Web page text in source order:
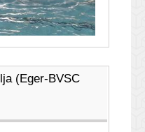
(Eger-BVSC